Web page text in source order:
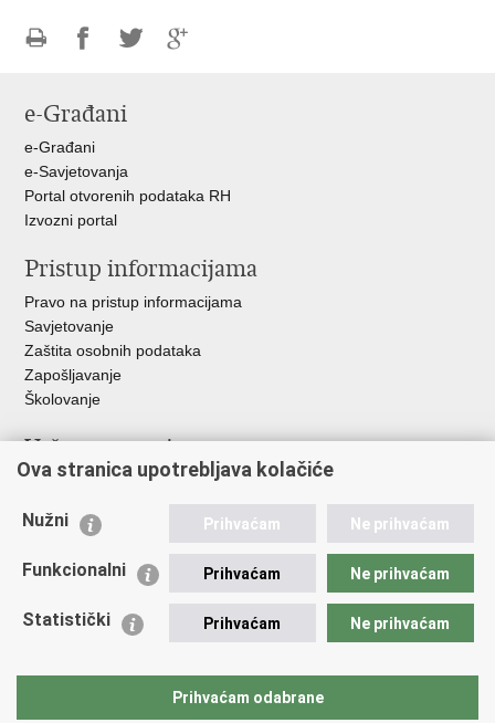
FacebookuTwitteru
e-Građani
e-Građani
e-Savjetovanja
Portal otvorenih podataka RH
Izvozni portal
Pristup informacijama
Pravo na pristup informacijama
Savjetovanje
Zaštita osobnih podataka
Zapošljavanje
Školovanje
Važne poveznice
Ministarstvo unutarnjih poslova
Udruge
Policijska akademija
Zaklada policijske solidarnosti
Vučetić"
Ova stranica upotrebljava kolačiće
Nužni Prihvaćam Ne prihvaćam
Funkcionalni Prihvaćam Ne prihvaćam
Statistički Prihvaćam Ne prihvaćam
Prihvaćam odabrane